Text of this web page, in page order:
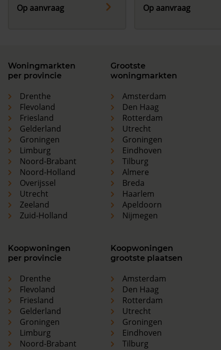
Op aanvraag
Op aanvraag
Woningmarkten
per provincie
Drenthe
Flevoland
Friesland
Gelderland
Groningen
Limburg
Noord-Brabant
Noord-Holland
Overijssel
Utrecht
Zeeland
Zuid-Holland
Grootste
woningmarkten
Amsterdam
Den Haag
Rotterdam
Utrecht
Groningen
Eindhoven
Tilburg
Almere
Breda
Haarlem
Apeldoorn
Nijmegen
Koopwoningen
per provincie
Drenthe
Flevoland
Friesland
Gelderland
Groningen
Limburg
Noord-Brabant
Koopwoningen
grootste plaatsen
Amsterdam
Den Haag
Rotterdam
Utrecht
Groningen
Eindhoven
Tilburg